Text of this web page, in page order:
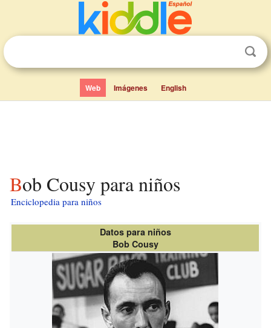
Web Imágenes English
Bob Cousy para niños
Enciclopedia para niños
Datos para niños
Bob Cousy